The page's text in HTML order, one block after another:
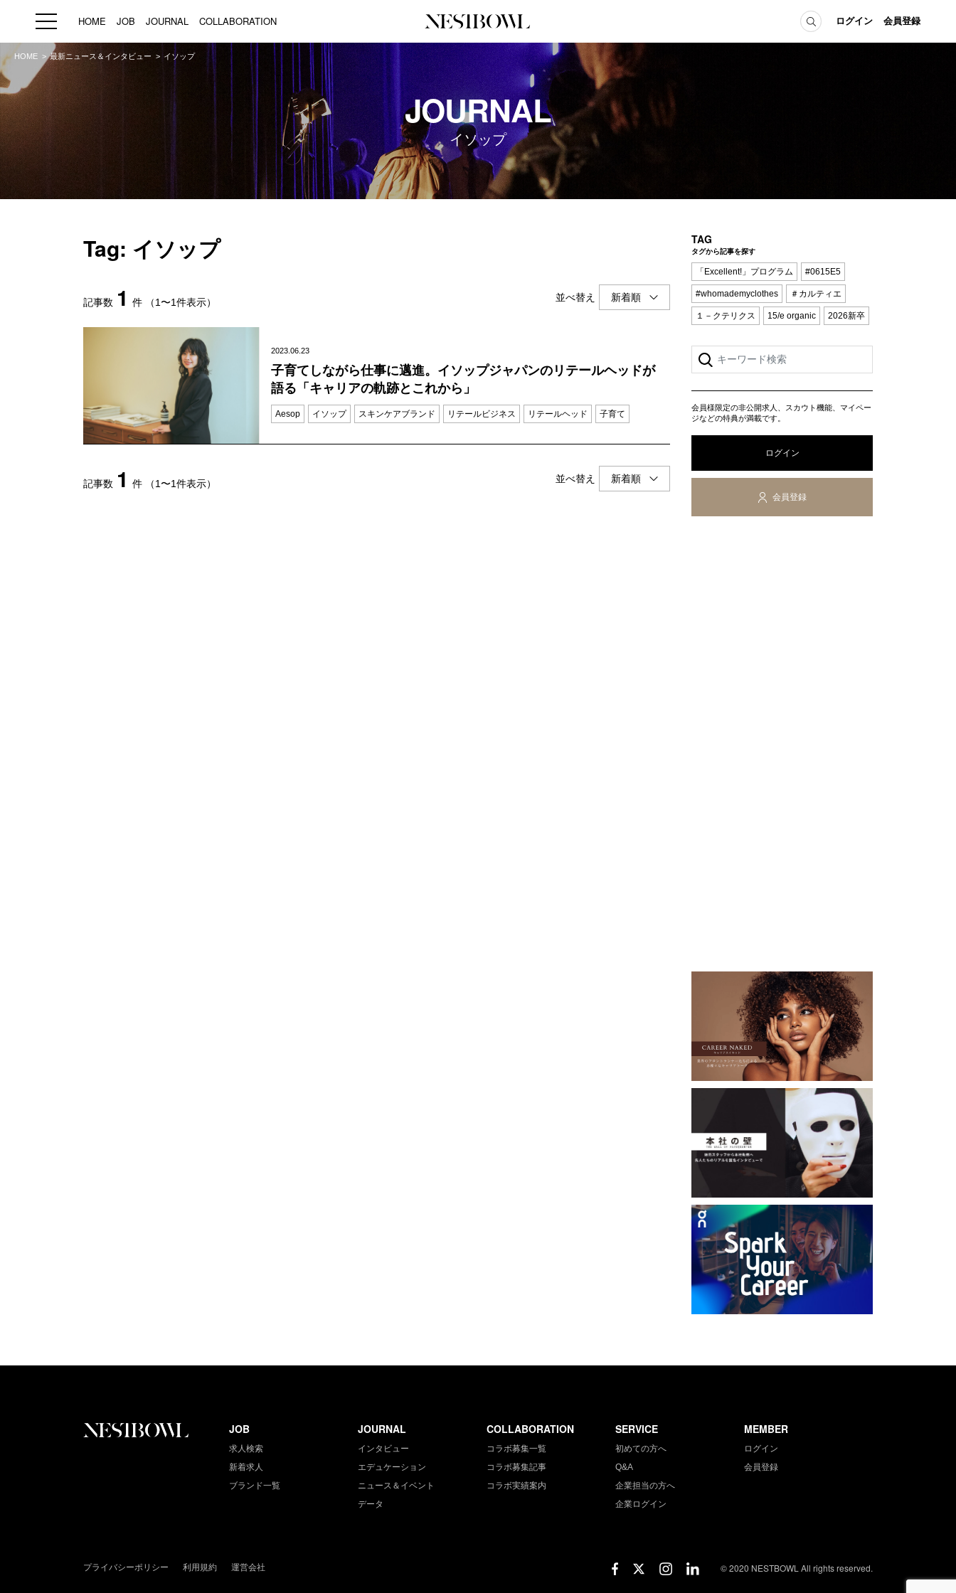
HOME JOB JOURNAL COLLABORATION ログイン 会員登録
HOME JOB
求人検索
新着求人
ブランド一覧
JOURNAL
インタビュー
エデュケーション
ニュース＆イベント
データ
COLLABORATION
コラボ募集一覧
コラボ募集記事
コラボ実績案内
初めての方へ
Q&A
HOME 最新ニュース＆インタビュー イソップ
JOURNAL
イソップ
Tag: イソップ
記事数 1 件 （1〜1件表示） 並べ替え
2023.06.23
子育てしながら仕事に邁進。イソップジャパンのリテールヘッドが
語る「キャリアの軌跡とこれから」
Aesop イソップ スキンケアブランド リテールビジネス リテールヘッド 子育て
記事数 1 件 （1〜1件表示） 並べ替え
TAG
タグから記事を探す
「Excellent!」プログラム #0615E5
#whomademyclothes ＃カルティエ
１－クテリクス 15/e organic 2026新卒
会員様限定の非公開求人、スカウト機能、マイペー
ジなどの特典が満載です。
ログイン
会員登録
JOB
求人検索
新着求人
ブランド一覧
JOURNAL
インタビュー
エデュケーション
ニュース＆イベント
データ
COLLABORATION
コラボ募集一覧
コラボ募集記事
コラボ実績案内
SERVICE
初めての方へ
Q&A
企業担当の方へ
企業ログイン
MEMBER
ログイン
会員登録
プライバシーポリシー 利用規約 運営会社 © 2020 NESTBOWL All rights reserved.